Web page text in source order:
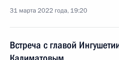
31 марта 2022 года, 19:20
Встреча с главой